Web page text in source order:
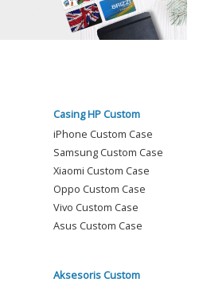
Casing HP Custom
iPhone Custom Case
Samsung Custom Case
Xiaomi Custom Case
Oppo Custom Case
Vivo Custom Case
Asus Custom Case
Aksesoris Custom